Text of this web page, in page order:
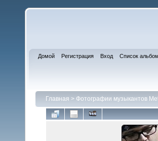
Домой Регистрация Вход Список
Главная > Фотографии музыкантов